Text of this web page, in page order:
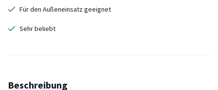
Für den Außeneinsatz geeignet
Sehr beliebt
Beschreibung